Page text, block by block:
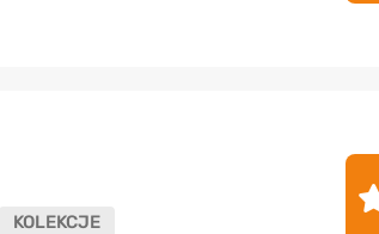
KOLEKCJE